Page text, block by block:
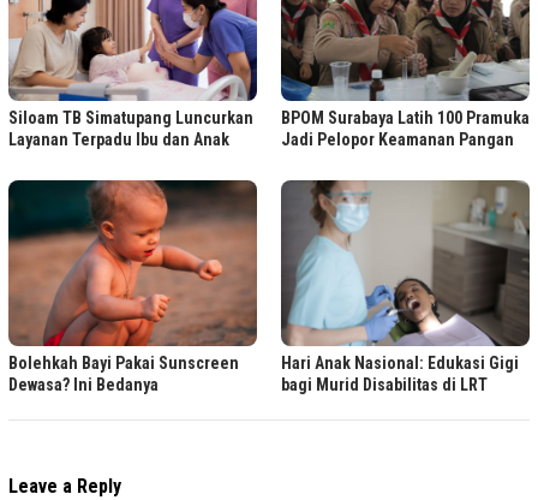
Siloam TB Simatupang Luncurkan
Layanan Terpadu Ibu dan Anak
BPOM Surabaya Latih 100 Pramuka
Jadi Pelopor Keamanan Pangan
Bolehkah Bayi Pakai Sunscreen
Dewasa? Ini Bedanya
Hari Anak Nasional: Edukasi Gigi
bagi Murid Disabilitas di LRT
Leave a Reply